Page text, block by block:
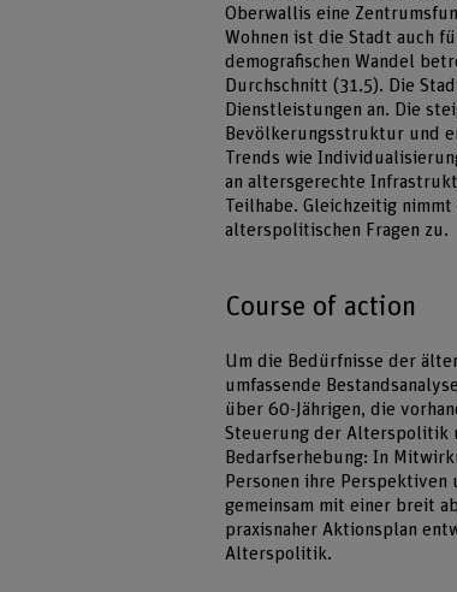
Oberwallis eine
Wohnen ist die Stadt auch
demografischen Wandel
Durchschnitt (31.5). Die
Dienstleistungen an. Die
Bevölkerungsstruktur und
Trends wie
an altersgerechte
Teilhabe. Gleichzeitig
alterspolitischen Fragen zu.
Course of action
Um die Bedürfnisse der
umfassende
über 60-Jährigen, die
Steuerung der Alterspolitik
Bedarfserhebung: In
Personen ihre
gemeinsam mit einer breit
praxisnaher Aktionsplan
Alterspolitik.